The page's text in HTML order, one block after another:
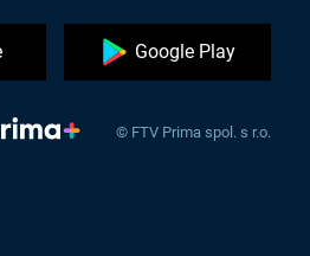
Google Play
© FTV Prima spol. s r.o.